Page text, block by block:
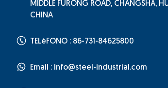
MIDDLE FURONG ROAD, CHANGSHA,
CHINA
TELéFONO : 86-731-84625800
Email : info@steel-industrial.com